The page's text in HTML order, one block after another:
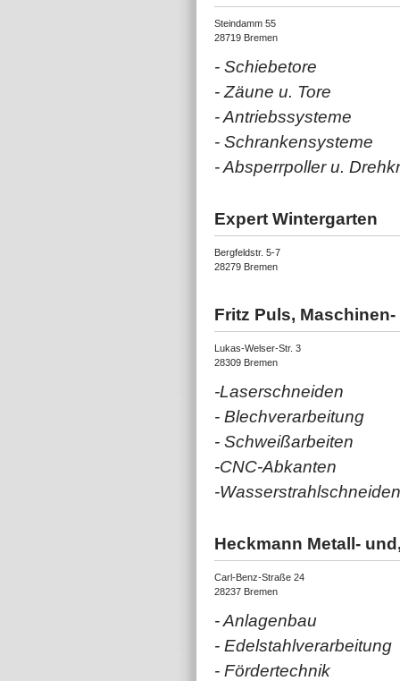
Steindamm 55
28719 Bremen
- Schiebetore
- Zäune u. Tore
- Antriebssysteme
- Schrankensysteme
- Absperrpoller u.
Expert Wintergarten
Bergfeldstr. 5-7
28279 Bremen
Fritz Puls,
Lukas-Welser-Str. 3
28309 Bremen
-Laserschneiden
- Blechverarbeitung
- Schweißarbeiten
-CNC-Abkanten
-Wasserstrahlschneiden
Heckmann Metall-
Carl-Benz-Straße 24
28237 Bremen
- Anlagenbau
- Edelstahlverarbeitung
- Fördertechnik